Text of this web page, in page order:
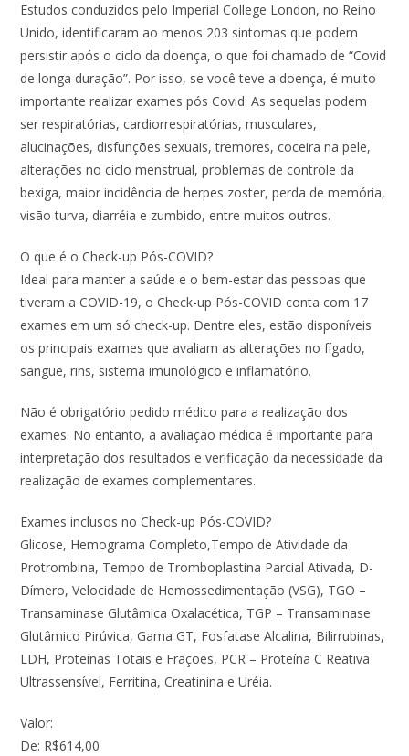
Estudos conduzidos pelo Imperial College London, no Reino
Unido, identificaram ao menos 203 sintomas que podem
persistir após o ciclo da doença, o que foi chamado de “Covid
de longa duração”. Por isso, se você teve a doença, é muito
importante realizar exames pós Covid. As sequelas podem
ser respiratórias, cardiorrespiratórias, musculares,
alucinações, disfunções sexuais, tremores, coceira na pele,
alterações no ciclo menstrual, problemas de controle da
bexiga, maior incidência de herpes zoster, perda de memória,
visão turva, diarréia e zumbido, entre muitos outros.
O que é o Check-up Pós-COVID?
Ideal para manter a saúde e o bem-estar das pessoas que
tiveram a COVID-19, o Check-up Pós-COVID conta com 17
exames em um só check-up. Dentre eles, estão disponíveis
os principais exames que avaliam as alterações no fígado,
sangue, rins, sistema imunológico e inflamatório.
Não é obrigatório pedido médico para a realização dos
exames. No entanto, a avaliação médica é importante para
interpretação dos resultados e verificação da necessidade da
realização de exames complementares.
Exames inclusos no Check-up Pós-COVID?
Glicose, Hemograma Completo,Tempo de Atividade da
Protrombina, Tempo de Tromboplastina Parcial Ativada, D-
Dímero, Velocidade de Hemossedimentação (VSG), TGO –
Transaminase Glutâmica Oxalacética, TGP – Transaminase
Glutâmico Pirúvica, Gama GT, Fosfatase Alcalina, Bilirrubinas,
LDH, Proteínas Totais e Frações, PCR – Proteína C Reativa
Ultrassensível, Ferritina, Creatinina e Uréia.
Valor:
De: R$614,00